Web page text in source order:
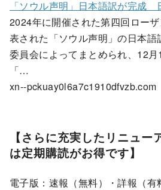
「ソウル声明」日本語訳が完成
2024年に開催された第四回ロー
表された「ソウル声明」の日本語
委員会によってまとめられ、12月
「…
xn--pckuay0l6a7c1910dfvzb.com
【さらに充実したリニュー
は定期購読がお得です】
電子版：速報（無料）・詳報（有